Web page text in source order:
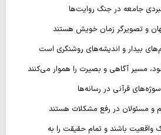
جامعه در جنگ روایت‌ها
و تصویرگر زمان خویش هستند
بیدار و اندیشه‌های روشنگری است
مسیر آگاهی و بصیرت را هموار می‌کنند
قرآنی در رسانه‌ها
و مسئولان در رفع مشکلات هستند
واقعیت باشند و تمام حقیقت را به